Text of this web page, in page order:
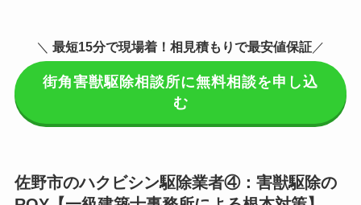
＼ 最短15分で現場着 ！相見積もりで最安値保証 ／
街角害獣駆除相談所に無料相談を申し込
む
佐野市のハクビシン駆除業者④：害獣駆除の